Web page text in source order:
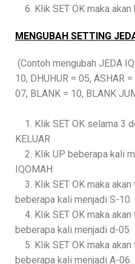
6. Klik SET OK maka
MENGUBAH SETTING
(Contoh mengubah JEDA
10, DHUHUR = 05, ASHAR
07, BLANK = 10, BLANK
1. Klik SET OK selama 3
KELUAR
2. Klik UP beberapa kali
IQOMAH
3. Klik SET OK maka akan
beberapa kali menjadi S-10
4. Klik SET OK maka akan
beberapa kali menjadi d-05
5. Klik SET OK maka akan
beberapa kali menjadi A-06